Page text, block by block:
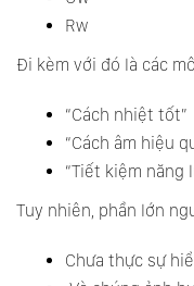
Rw
Đi kèm với đó là các
“Cách nhiệt tốt”
“Cách âm hiệu
“Tiết kiệm năng
Tuy nhiên, phần lớn
Chưa thực sự